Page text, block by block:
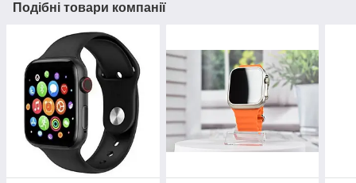
Подібні товари компанії